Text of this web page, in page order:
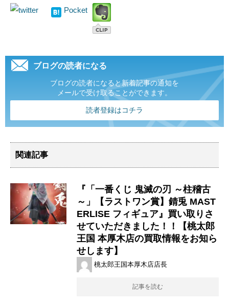
Pocket
ブログの読者になる
ブログの読者になると新着記事の通知を
メールで受け取ることができます。
読者登録はコチラ
関連記事
『「一番くじ 鬼滅の刃 ～柱稽古
～」【ラストワン賞】錆兎 MAST
ERLISE フィギュア』買い取りさ
せていただきました！！【桃太郎
王国 本厚木店の買取情報をお知ら
せします】
桃太郎王国本厚木店店長
記事を読む